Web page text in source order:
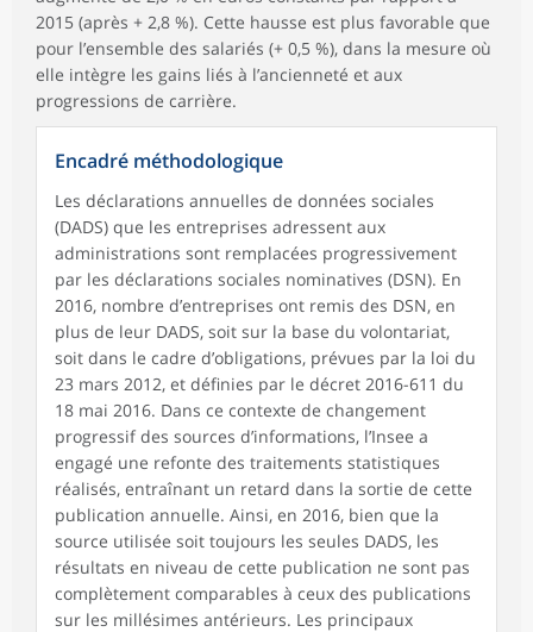
2015 (après + 2,8 %). Cette hausse est plus favorable que
pour l’ensemble des salariés (+ 0,5 %), dans la mesure où
elle intègre les gains liés à l’ancienneté et aux
progressions de carrière.
Encadré méthodologique
Les déclarations annuelles de données sociales
(DADS) que les entreprises adressent aux
administrations sont remplacées progressivement
par les déclarations sociales nominatives (DSN). En
2016, nombre d’entreprises ont remis des DSN, en
plus de leur DADS, soit sur la base du volontariat,
soit dans le cadre d’obligations, prévues par la loi du
23 mars 2012, et définies par le décret 2016-611 du
18 mai 2016. Dans ce contexte de changement
progressif des sources d’informations, l’Insee a
engagé une refonte des traitements statistiques
réalisés, entraînant un retard dans la sortie de cette
publication annuelle. Ainsi, en 2016, bien que la
source utilisée soit toujours les seules DADS, les
résultats en niveau de cette publication ne sont pas
complètement comparables à ceux des publications
sur les millésimes antérieurs. Les principaux